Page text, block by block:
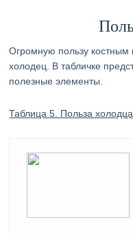
Огромную пользу
холодец. В табличке
полезные элементы.
Таблица 5. Польза